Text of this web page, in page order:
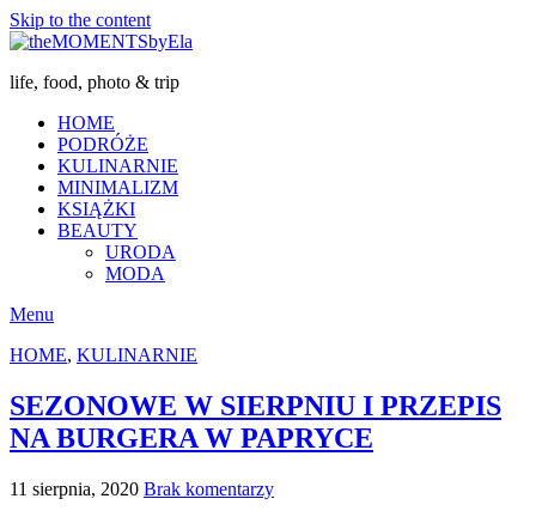
Skip to the content
life, food, photo & trip
HOME
PODRÓŻE
KULINARNIE
MINIMALIZM
KSIĄŻKI
BEAUTY
URODA
MODA
Menu
HOME, KULINARNIE
SEZONOWE W SIERPNIU I PRZEPIS
NA BURGERA W PAPRYCE
11 sierpnia, 2020 Brak komentarzy